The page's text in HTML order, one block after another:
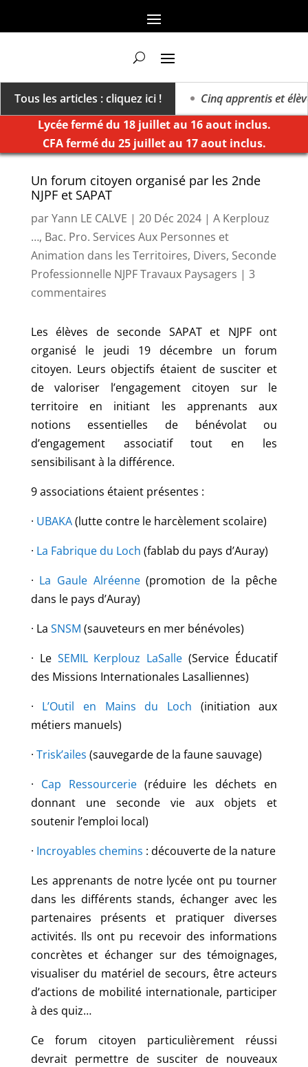
Tous les articles : cliquez ici !
un millésime des extrêmes »
Cinq apprentis et
Lycée fermé du 18 juillet au 16 aout inclus.
CFA fermé du 25 juillet au 17 aout inclus.
Un forum citoyen organisé par les 2nde
NJPF et SAPAT
parYann LE CALVE | 20 Déc 2024| A Kerplouz
…, Bac. Pro. Services Aux Personnes et
Animation dans les Territoires, Divers, Seconde
Professionnelle NJPF Travaux Paysagers | 3
commentaires
Les élèves de seconde SAPAT et NJPF ont
organisé le jeudi 19 décembre un forum
citoyen. Leurs objectifs étaient de susciter et
de valoriser l’engagement citoyen sur le
territoire en initiant les apprenants aux
notions essentielles de bénévolat ou
d’engagement associatif tout en les
sensibilisant à la différence.
9 associations étaient présentes :
· UBAKA(lutte contre le harcèlement scolaire)
· La Fabrique du Loch (fablab du pays d’Auray)
· La Gaule Alréenne(promotion de la pêche
dans le pays d’Auray)
· La SNSM (sauveteurs en mer bénévoles)
· Le SEMIL Kerplouz LaSalle (Service Éducatif
des Missions Internationales Lasalliennes)
· L’Outil en Mains du Loch (initiation aux
métiers manuels)
· Trisk’ailes (sauvegarde de la faune sauvage)
· Cap Ressourcerie(réduire les déchets en
donnant une seconde vie aux objets et
soutenir l’emploi local)
· Incroyables chemins : découverte de la nature
Les apprenants de notre lycée ont pu tourner
dans les différents stands, échanger avec les
partenaires présents et pratiquer diverses
activités. Ils ont pu recevoir des informations
concrètes et échanger sur des témoignages,
visualiser du matériel de secours, être acteurs
d’actions de mobilité internationale, participer
à des quiz…
Ce forum citoyen particulièrement réussi
devrait permettre de susciter de nouveaux